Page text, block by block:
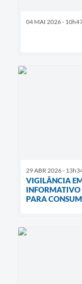
04 MAI 2026 -
29 ABR 2026 -
VIGILÂNCIA
INFORMATIVO
PARA